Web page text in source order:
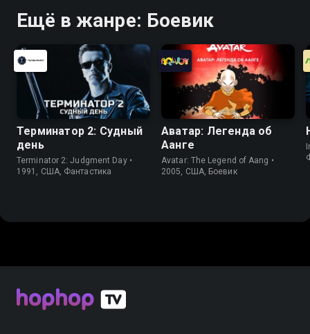
Ещё в жанре: Боевик
Терминатор 2: Судный
день
Terminator 2: Judgment Day •
1991, США, Фантастика
Аватар: Легенда об
Аанге
Avatar: The Legend of Aang •
2005, США, Боевик